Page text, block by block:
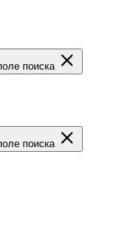
поиска
поиска